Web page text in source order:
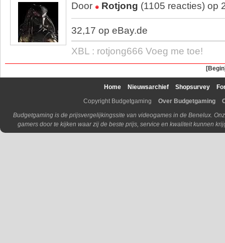
Door Rotjong (1105 reacties) op
32,17 op eBay.de
XBL : rotjong666 Voeg me toe!
Home Nieuwsarchief Shopsurvey
Copyright Budgetgaming
Over Budgetgaming
Budgetgaming is de prijsvergelijkingssite van videogames in de Benelux.
gamers door te kijken waar zij de beste prijs, service en kwaliteit kunnen